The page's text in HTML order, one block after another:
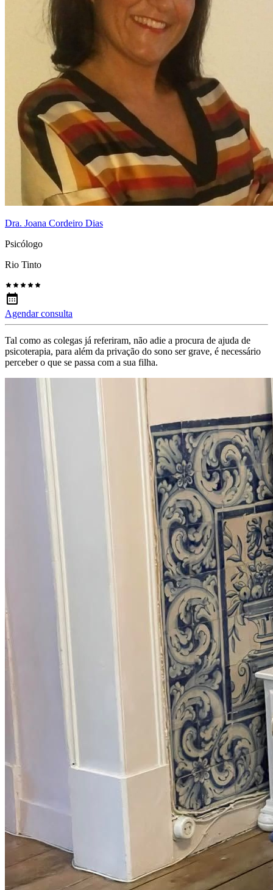
Dra. Joana Cordeiro Dias
Psicólogo
Rio Tinto
Agendar consulta
Tal como as colegas já referiram, não adie a procura de ajuda de
psicoterapia, para além da privação do sono ser grave, é necessário
perceber o que se passa com a sua filha.